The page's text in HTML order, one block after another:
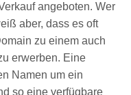
angeboten. Wer
aber, dass es oft
zu einem auch
erwerben. Eine
Namen um ein
so eine verfügbare